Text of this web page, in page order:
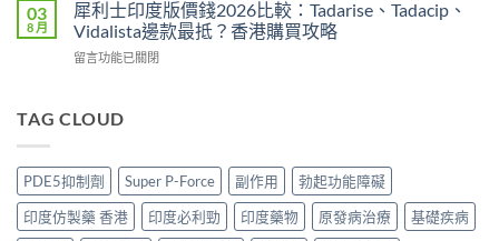
攻
略：
貨
點
＋
3
招
辨
貨？
2026
錢、
與
攻
略〉
中
藍
P
港
買
2026
雙
效
偉
利
勁
印
度
60
邊
度
買
正
03
8 月
犀利士印度版價錢2026比較：Tadarise、Tadacip、
Vidalista邊款最抵？香港購買攻略
在
士
版
價
錢
2026
留言功能已關閉
TAG CLOUD
PDE5抑制劑 Super P-Force 副作用
勃起功能障礙
印度仿製藥 香港
印度必利勁 印度藥物 原發病治療
基礎疾病